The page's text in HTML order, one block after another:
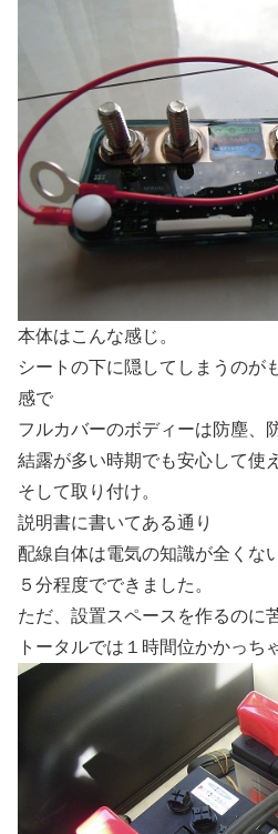
本体はこんな感じ。
シートの下に隠してしまうのが
感で
フルカバーのボディーは防塵、
結露が多い時期でも安心して使
そして取り付け。
説明書に書いてある通り
配線自体は電気の知識が全くな
５分程度でできました。
ただ、設置スペースを作るのに
トータルでは１時間位かかっち